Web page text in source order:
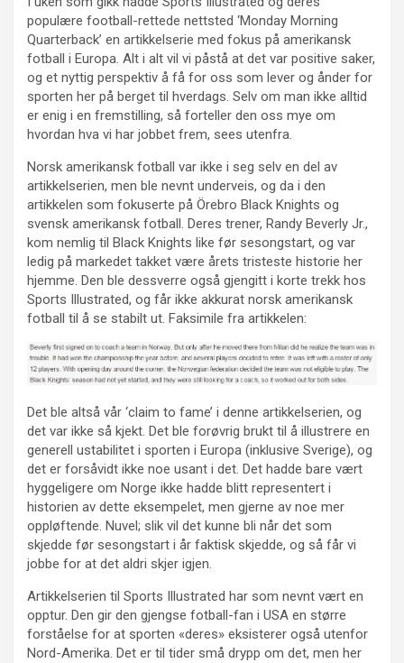
populære football-rettede nettsted ‘Monday Morning
Quarterback’ en artikkelserie med fokus på amerikansk
fotball i Europa. Alt i alt vil vi påstå at det var positive saker,
og et nyttig perspektiv å få for oss som lever og ånder for
sporten her på berget til hverdags. Selv om man ikke alltid
er enig i en fremstilling, så forteller den oss mye om
hvordan hva vi har jobbet frem, sees utenfra.
Norsk amerikansk fotball var ikke i seg selv en del av
artikkelserien, men ble nevnt underveis, og da i den
artikkelen som fokuserte på Örebro Black Knights og
svensk amerikansk fotball. Deres trener, Randy Beverly Jr.,
kom nemlig til Black Knights like før sesongstart, og var
ledig på markedet takket være årets tristeste historie her
hjemme. Den ble dessverre også gjengitt i korte trekk hos
Sports Illustrated, og får ikke akkurat norsk amerikansk
fotball til å se stabilt ut. Faksimile fra artikkelen:
Det ble altså vår ‘claim to fame’ i denne artikkelserien, og
det var ikke så kjekt. Det ble forøvrig brukt til å illustrere en
generell ustabilitet i sporten i Europa (inklusive Sverige), og
det er forsåvidt ikke noe usant i det. Det hadde bare vært
hyggeligere om Norge ikke hadde blitt representert i
historien av dette eksempelet, men gjerne av noe mer
oppløftende. Nuvel; slik vil det kunne bli når det som
skjedde før sesongstart i år faktisk skjedde, og så får vi
jobbe for at det aldri skjer igjen.
Artikkelserien til Sports Illustrated har som nevnt vært en
opptur. Den gir den gjengse fotball-fan i USA en større
forståelse for at sporten «deres» eksisterer også utenfor
Nord-Amerika. Det er til tider små drypp om det, men her